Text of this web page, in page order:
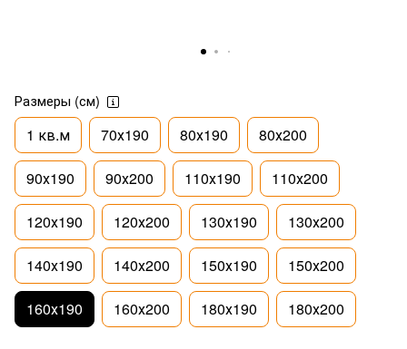
Размеры (см)
1 кв.м 70х190 80х190 80х200
90х190 90х200 110х190 110х200
120х190 120х200 130х190 130х200
140х190 140х200 150х190 150х200
160х190 160х200 180х190 180х200